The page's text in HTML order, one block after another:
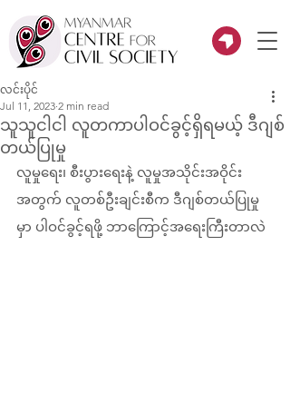
သူသူငါငါ လူတကာပါဝင်ခွင့်ရှိရမယ့် ဒီဂျစ်
တယ်ပြုမှု
လင်းပိုင်
Jul 11, 2023 2 min read
လူမှုရေး၊ စီးပွားရေးနဲ့ လူမှုအသိုင်းအဝိုင်း
အတွက် လူတစ်ဦးချင်းစီက ဒီဂျစ်တယ်ပြုမှု
မှာ ပါဝင်ခွင့်ရဖို့ ဘာကြောင့်အရေးကြီးတာလဲ